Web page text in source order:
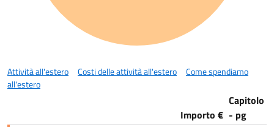
Attività all'estero Costi delle attività all'estero
Come spendiamo
all'estero
Importo €
Capitolo
- pg